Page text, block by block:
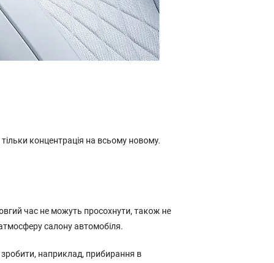
концентрація на всьому новому.
час не можуть просохнути, також не
салону автомобіля.
наприклад, прибирання в